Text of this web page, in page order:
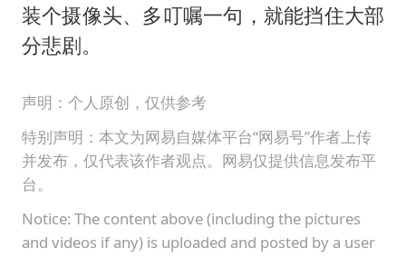
装个摄像头、多叮嘱一句，就能挡住大部
分悲剧。
声明：个人原创，仅供参考
特别声明：本文为网易自媒体平台“网易号”作者上传
并发布，仅代表该作者观点。网易仅提供信息发布平
台。
Notice: The content above (including the pictures
and videos if any) is uploaded and posted by a user